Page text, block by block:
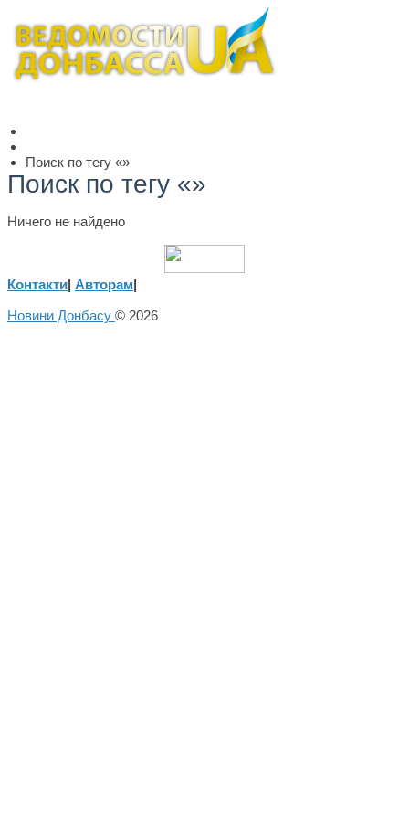
Поиск по тегу «»
Поиск по тегу «»
Ничего не найдено
Контакти| Авторам|
Новини Донбасу © 2026